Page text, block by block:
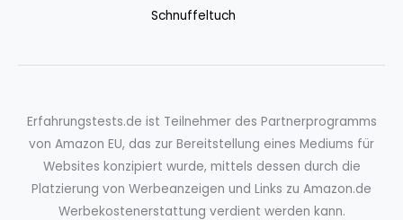
Schnuffeltuch
Erfahrungstests.de ist Teilnehmer des Partnerprogramms
von Amazon EU, das zur Bereitstellung eines Mediums für
Websites konzipiert wurde, mittels dessen durch die
Platzierung von Werbeanzeigen und Links zu Amazon.de
Werbekostenerstattung verdient werden kann.